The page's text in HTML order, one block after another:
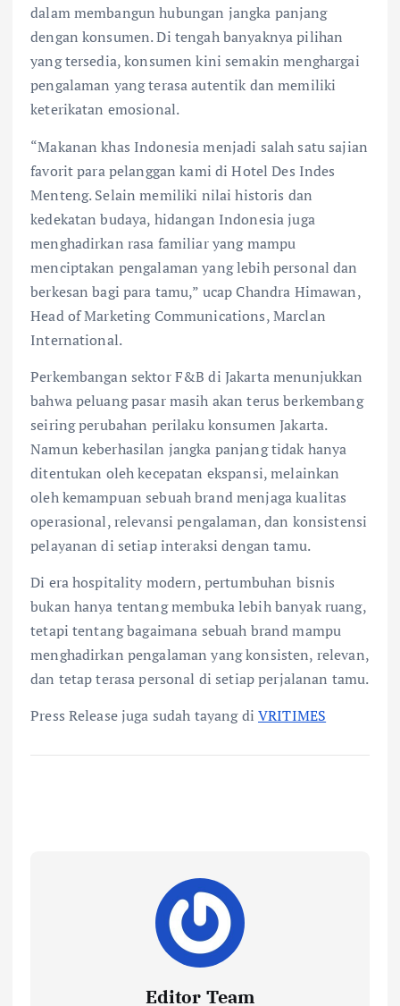
dalam membangun hubungan jangka panjang
dengan konsumen. Di tengah banyaknya pilihan
yang tersedia, konsumen kini semakin menghargai
pengalaman yang terasa autentik dan memiliki
keterikatan emosional.
“Makanan khas Indonesia menjadi salah satu sajian
favorit para pelanggan kami di Hotel Des Indes
Menteng. Selain memiliki nilai historis dan
kedekatan budaya, hidangan Indonesia juga
menghadirkan rasa familiar yang mampu
menciptakan pengalaman yang lebih personal dan
berkesan bagi para tamu,” ucap Chandra Himawan,
Head of Marketing Communications, Marclan
International.
Perkembangan sektor F&B di Jakarta menunjukkan
bahwa peluang pasar masih akan terus berkembang
seiring perubahan perilaku konsumen Jakarta.
Namun keberhasilan jangka panjang tidak hanya
ditentukan oleh kecepatan ekspansi, melainkan
oleh kemampuan sebuah brand menjaga kualitas
operasional, relevansi pengalaman, dan konsistensi
pelayanan di setiap interaksi dengan tamu.
Di era hospitality modern, pertumbuhan bisnis
bukan hanya tentang membuka lebih banyak ruang,
tetapi tentang bagaimana sebuah brand mampu
menghadirkan pengalaman yang konsisten, relevan,
dan tetap terasa personal di setiap perjalanan tamu.
Press Release juga sudah tayang diVRITIMES
Editor Team